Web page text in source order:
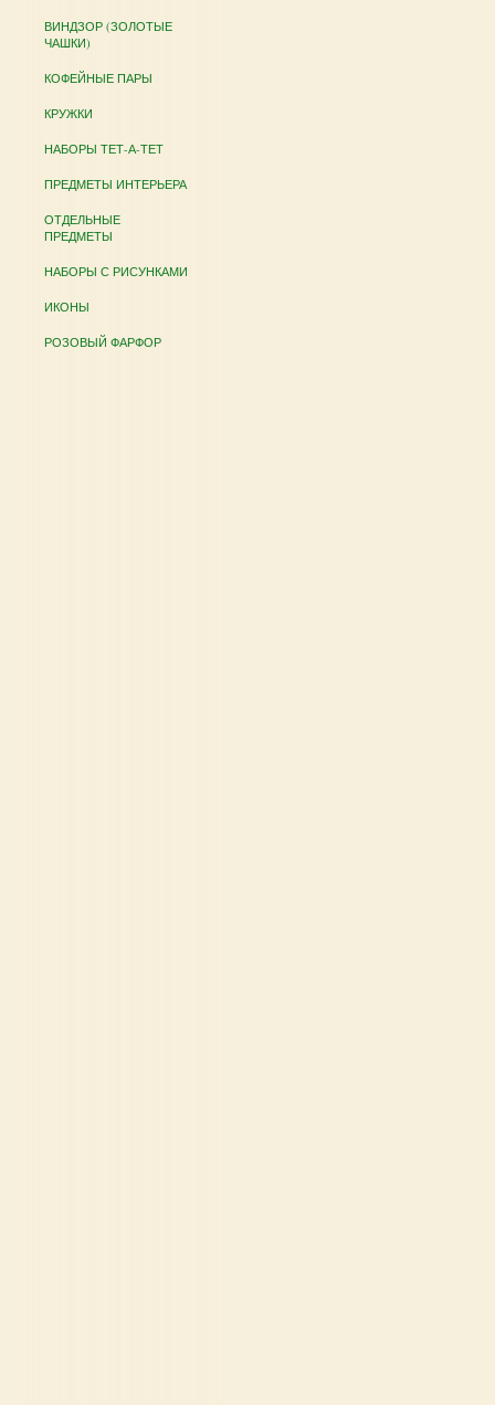
ВИНДЗОР (ЗОЛОТЫЕ
ЧАШКИ)
КОФЕЙНЫЕ ПАРЫ
КРУЖКИ
НАБОРЫ ТЕТ-А-ТЕТ
ПРЕДМЕТЫ ИНТЕРЬЕРА
ОТДЕЛЬНЫЕ
ПРЕДМЕТЫ
НАБОРЫ С РИСУНКАМИ
ИКОНЫ
РОЗОВЫЙ ФАРФОР